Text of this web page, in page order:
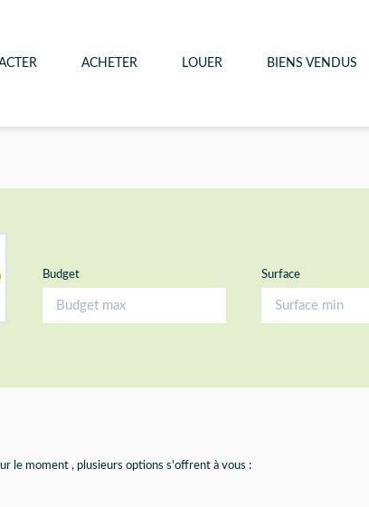
ACHETER LOUER BIENS VENDUS
Budget Surface
le moment , plusieurs options s'offrent à vous :